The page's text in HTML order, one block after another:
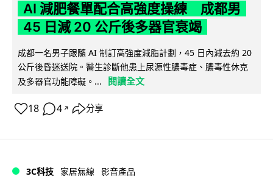
AI 減肥餐單配合高強度操練 成都男
45 日減 20 公斤後多器官衰竭
成都一名男子跟隨 AI 制訂高強度減脂計劃，45 日內減去約 20
公斤後昏迷送院。醫生診斷他患上尿源性膿毒症、膿毒性休克
及多器官功能障礙。...
閱讀全文
18 4 ↗ 分享
3C科技 家居無線 影音產品